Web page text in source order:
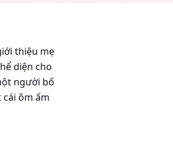
thiệu mẹ
diện cho
người bố
ôm ấm